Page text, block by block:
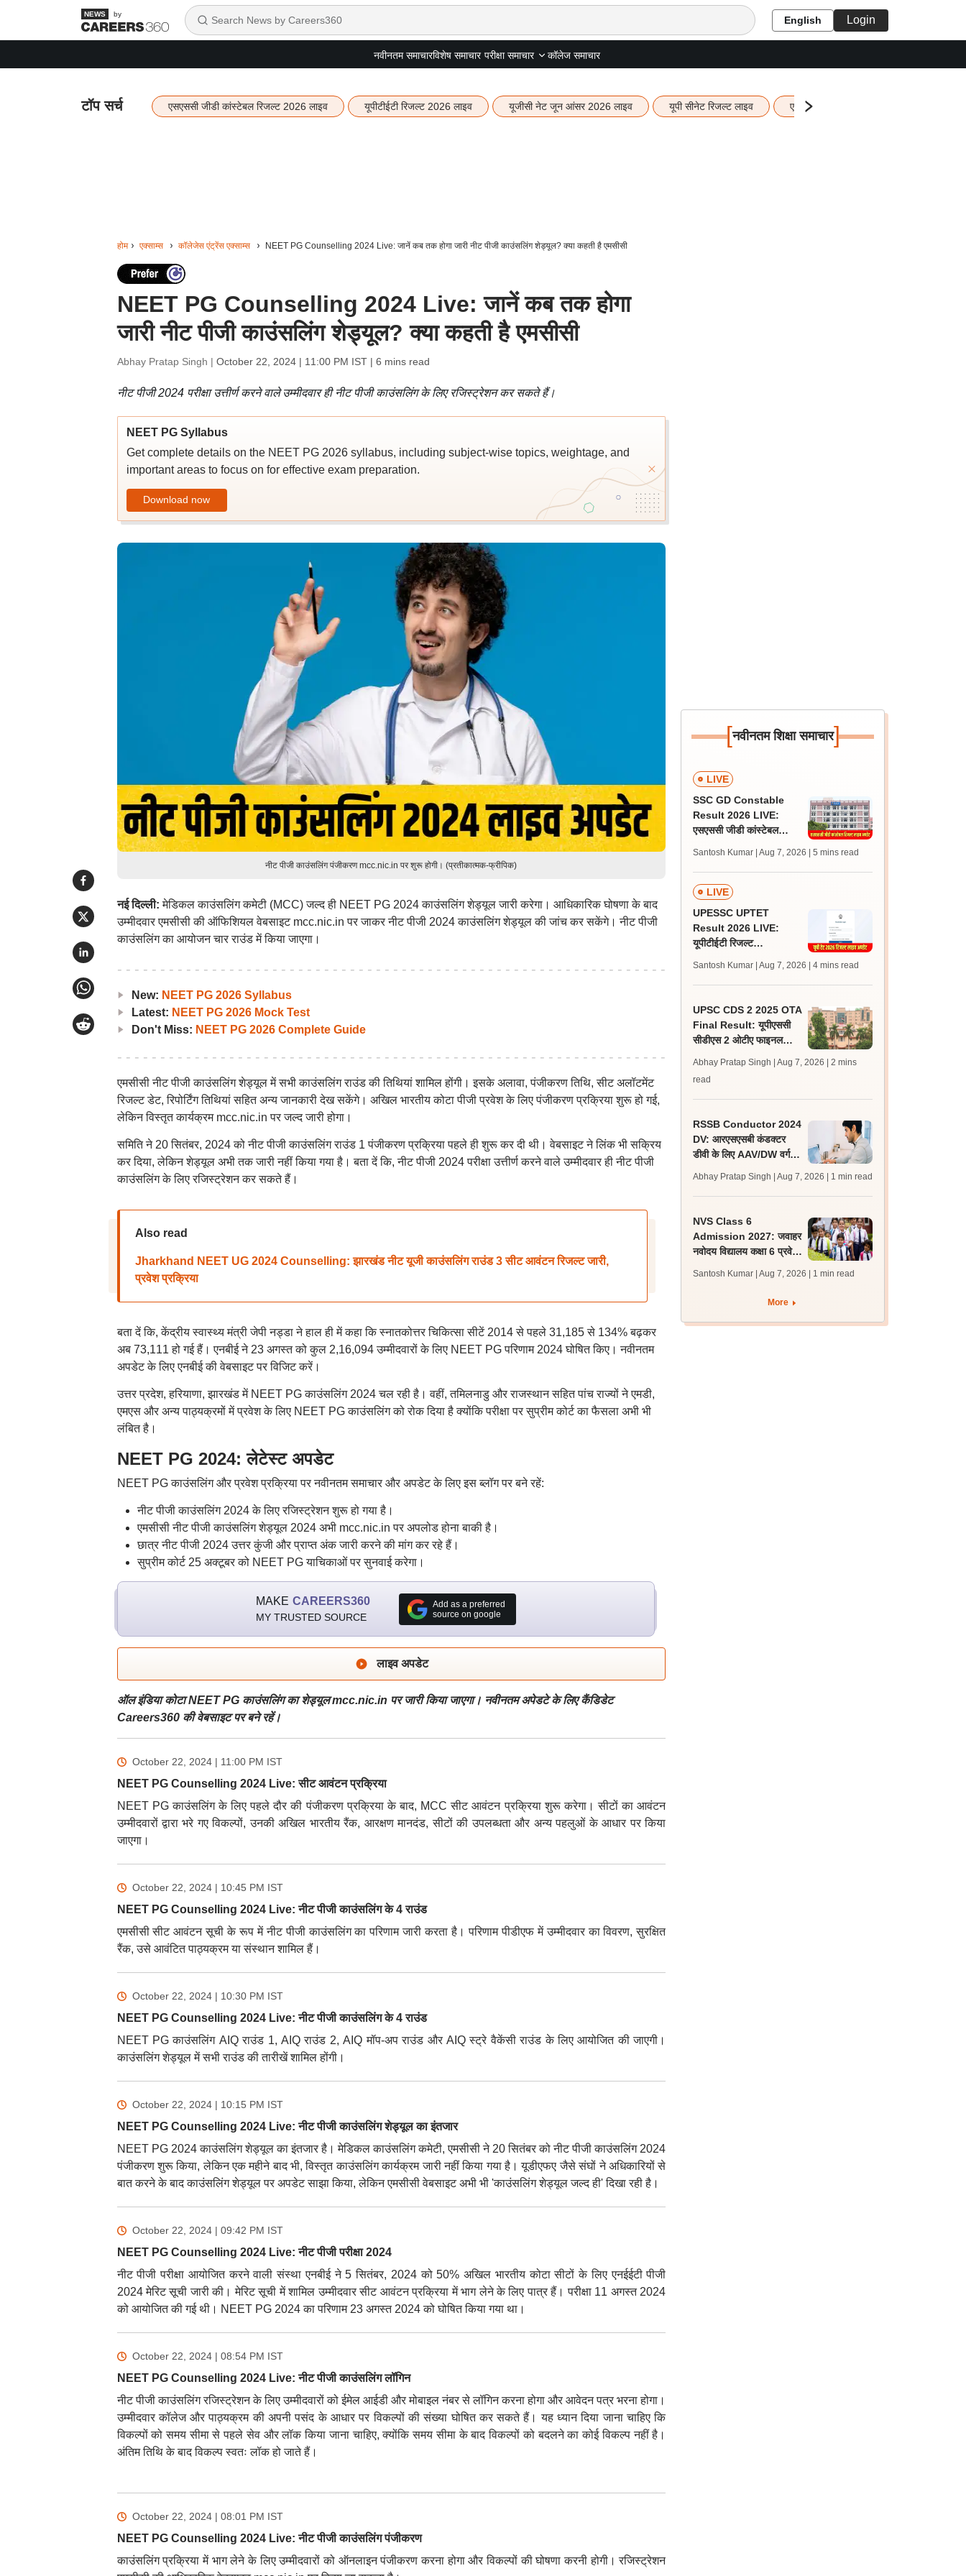
by English Login
नवीनतम समाचारविशेष समाचार परीक्षा समाचार कॉलेज समाचार
टॉप सर्च एसएससी जीडी कांस्टेबल रिजल्ट 2026 लाइव यूपीटीईटी रिजल्ट 2026 लाइव यूजीसी नेट जून आंसर 2026 लाइव यूपी सीनेट रिजल्ट लाइव एचबीएसई 12वीं का रिजल्ट लाइव
होम एक्साम्स कॉलेजेस एंट्रेंस एक्साम्स NEET PG Counselling 2024 Live: जानें कब तक होगा जारी नीट पीजी काउंसलिंग शेड्यूल? क्या कहती है एमसीसी
NEET PG Counselling 2024 Live: जानें कब तक होगा
जारी नीट पीजी काउंसलिंग शेड्यूल? क्या कहती है एमसीसी
Abhay Pratap Singh | October 22, 2024 | 11:00 PM IST| 6 mins read
नीट पीजी 2024 परीक्षा उत्तीर्ण करने वाले उम्मीदवार ही नीट पीजी काउंसलिंग के लिए रजिस्ट्रेशन कर सकते हैं।
NEET PG Syllabus
Get complete details on the NEET PG 2026 syllabus, including subject-wise topics, weightage, and
important areas to focus on for effective exam preparation.
Download now
नीट पीजी काउंसलिंग पंजीकरण mcc.nic.in पर शुरू होगी। (प्रतीकात्मक-फ्रीपिक)
नई दिल्ली: मेडिकल काउंसलिंग कमेटी (MCC) जल्द ही NEET PG 2024 काउंसलिंग शेड्यूल जारी करेगा। आधिकारिक घोषणा के बाद
उम्मीदवार एमसीसी की ऑफिशियल वेबसाइट mcc.nic.in पर जाकर नीट पीजी 2024 काउंसलिंग शेड्यूल की जांच कर सकेंगे। नीट पीजी
काउंसलिंग का आयोजन चार राउंड में किया जाएगा।
New: NEET PG 2026 Syllabus
Latest: NEET PG 2026 Mock Test
Don't Miss: NEET PG 2026 Complete Guide
एमसीसी नीट पीजी काउंसलिंग शेड्यूल में सभी काउंसलिंग राउंड की तिथियां शामिल होंगी। इसके अलावा, पंजीकरण तिथि, सीट अलॉटमेंट
रिजल्ट डेट, रिपोर्टिंग तिथियां सहित अन्य जानकारी देख सकेंगे। अखिल भारतीय कोटा पीजी प्रवेश के लिए पंजीकरण प्रक्रिया शुरू हो गई,
लेकिन विस्तृत कार्यक्रम mcc.nic.in पर जल्द जारी होगा।
समिति ने 20 सितंबर, 2024 को नीट पीजी काउंसलिंग राउंड 1 पंजीकरण प्रक्रिया पहले ही शुरू कर दी थी। वेबसाइट ने लिंक भी सक्रिय
कर दिया, लेकिन शेड्यूल अभी तक जारी नहीं किया गया है। बता दें कि, नीट पीजी 2024 परीक्षा उत्तीर्ण करने वाले उम्मीदवार ही नीट पीजी
काउंसलिंग के लिए रजिस्ट्रेशन कर सकते हैं।
Also read
Jharkhand NEET UG 2024 Counselling: झारखंड नीट यूजी काउंसलिंग राउंड 3 सीट आवंटन रिजल्ट जारी,
प्रवेश प्रक्रिया
बता दें कि, केंद्रीय स्वास्थ्य मंत्री जेपी नड्डा ने हाल ही में कहा कि स्नातकोत्तर चिकित्सा सीटें 2014 से पहले 31,185 से 134% बढ़कर
अब 73,111 हो गई हैं। एनबीई ने 23 अगस्त को कुल 2,16,094 उम्मीदवारों के लिए NEET PG परिणाम 2024 घोषित किए। नवीनतम
अपडेट के लिए एनबीई की वेबसाइट पर विजिट करें।
उत्तर प्रदेश, हरियाणा, झारखंड में NEET PG काउंसलिंग 2024 चल रही है। वहीं, तमिलनाडु और राजस्थान सहित पांच राज्यों ने एमडी,
एमएस और अन्य पाठ्यक्रमों में प्रवेश के लिए NEET PG काउंसलिंग को रोक दिया है क्योंकि परीक्षा पर सुप्रीम कोर्ट का फैसला अभी भी
लंबित है।
NEET PG 2024: लेटेस्ट अपडेट
NEET PG काउंसलिंग और प्रवेश प्रक्रिया पर नवीनतम समाचार और अपडेट के लिए इस ब्लॉग पर बने रहें:
नीट पीजी काउंसलिंग 2024 के लिए रजिस्ट्रेशन शुरू हो गया है।
एमसीसी नीट पीजी काउंसलिंग शेड्यूल 2024 अभी mcc.nic.in पर अपलोड होना बाकी है।
छात्र नीट पीजी 2024 उत्तर कुंजी और प्राप्त अंक जारी करने की मांग कर रहे हैं।
सुप्रीम कोर्ट 25 अक्टूबर को NEET PG याचिकाओं पर सुनवाई करेगा।
MAKE CAREERS360
MY TRUSTED SOURCE
Add as a preferred
source on google
लाइव अपडेट
ऑल इंडिया कोटा NEET PG काउंसलिंग का शेड्यूल mcc.nic.in पर जारी किया जाएगा। नवीनतम अपेडटे के लिए कैंडिडेट
Careers360 की वेबसाइट पर बने रहें।
October 22, 2024 | 11:00 PM IST
NEET PG Counselling 2024 Live: सीट आवंटन प्रक्रिया
NEET PG काउंसलिंग के लिए पहले दौर की पंजीकरण प्रक्रिया के बाद, MCC सीट आवंटन प्रक्रिया शुरू करेगा। सीटों का आवंटन
उम्मीदवारों द्वारा भरे गए विकल्पों, उनकी अखिल भारतीय रैंक, आरक्षण मानदंड, सीटों की उपलब्धता और अन्य पहलुओं के आधार पर किया
जाएगा।
October 22, 2024 | 10:45 PM IST
NEET PG Counselling 2024 Live: नीट पीजी काउंसलिंग के 4 राउंड
एमसीसी सीट आवंटन सूची के रूप में नीट पीजी काउंसलिंग का परिणाम जारी करता है। परिणाम पीडीएफ में उम्मीदवार का विवरण, सुरक्षित
रैंक, उसे आवंटित पाठ्यक्रम या संस्थान शामिल हैं।
October 22, 2024 | 10:30 PM IST
NEET PG Counselling 2024 Live: नीट पीजी काउंसलिंग के 4 राउंड
NEET PG काउंसलिंग AIQ राउंड 1, AIQ राउंड 2, AIQ मॉप-अप राउंड और AIQ स्ट्रे वैकेंसी राउंड के लिए आयोजित की जाएगी।
काउंसलिंग शेड्यूल में सभी राउंड की तारीखें शामिल होंगी।
October 22, 2024 | 10:15 PM IST
NEET PG Counselling 2024 Live: नीट पीजी काउंसलिंग शेड्यूल का इंतजार
NEET PG 2024 काउंसलिंग शेड्यूल का इंतजार है। मेडिकल काउंसलिंग कमेटी, एमसीसी ने 20 सितंबर को नीट पीजी काउंसलिंग 2024
पंजीकरण शुरू किया, लेकिन एक महीने बाद भी, विस्तृत काउंसलिंग कार्यक्रम जारी नहीं किया गया है। यूडीएफए जैसे संघों ने अधिकारियों से
बात करने के बाद काउंसलिंग शेड्यूल पर अपडेट साझा किया, लेकिन एमसीसी वेबसाइट अभी भी 'काउंसलिंग शेड्यूल जल्द ही' दिखा रही है।
October 22, 2024 | 09:42 PM IST
NEET PG Counselling 2024 Live: नीट पीजी परीक्षा 2024
नीट पीजी परीक्षा आयोजित करने वाली संस्था एनबीई ने 5 सितंबर, 2024 को 50% अखिल भारतीय कोटा सीटों के लिए एनईईटी पीजी
2024 मेरिट सूची जारी की। मेरिट सूची में शामिल उम्मीदवार सीट आवंटन प्रक्रिया में भाग लेने के लिए पात्र हैं। परीक्षा 11 अगस्त 2024
को आयोजित की गई थी। NEET PG 2024 का परिणाम 23 अगस्त 2024 को घोषित किया गया था।
October 22, 2024 | 08:54 PM IST
NEET PG Counselling 2024 Live: नीट पीजी काउंसलिंग लॉगिन
नीट पीजी काउंसलिंग रजिस्ट्रेशन के लिए उम्मीदवारों को ईमेल आईडी और मोबाइल नंबर से लॉगिन करना होगा और आवेदन पत्र भरना होगा।
उम्मीदवार कॉलेज और पाठ्यक्रम की अपनी पसंद के आधार पर विकल्पों की संख्या घोषित कर सकते हैं। यह ध्यान दिया जाना चाहिए कि
विकल्पों को समय सीमा से पहले सेव और लॉक किया जाना चाहिए, क्योंकि समय सीमा के बाद विकल्पों को बदलने का कोई विकल्प नहीं है।
अंतिम तिथि के बाद विकल्प स्वतः लॉक हो जाते हैं।
October 22, 2024 | 08:01 PM IST
NEET PG Counselling 2024 Live: नीट पीजी काउंसलिंग पंजीकरण
काउंसलिंग प्रक्रिया में भाग लेने के लिए उम्मीदवारों को ऑनलाइन पंजीकरण करना होगा और विकल्पों की घोषणा करनी होगी। रजिस्ट्रेशन
[नवीनतम शिक्षा समाचार]
LIVE
SSC GD Constable
Result 2026 LIVE:
एसएससी जीडी कांस्टेबल
लेटेस्ट अपडेट, स्कोरकार्ड लिंक
Santosh Kumar | Aug 7, 2026 | 5 mins read
LIVE
UPESSC UPTET
Result 2026 LIVE:
यूपीटीईटी रिजल्ट
जल्द, जानें लेटेस्ट अपडेट,
पासिंग मार्क्स
Santosh Kumar | Aug 7, 2026 | 4 mins read
UPSC CDS 2 2025 OTA
Final Result: यूपीएससी
सीडीएस 2 ओटीए फाइनल
जारी, 483 कैंडिडेट चयनित
Abhay Pratap Singh | Aug 7, 2026
| 2 mins
read
RSSB Conductor 2024
DV: आरएसएसबी कंडक्टर
डीवी के लिए AAV/DW वर्ग के
शॉर्टलिस्ट
Abhay Pratap Singh | Aug 7, 2026 | 1 min read
NVS Class 6
Admission 2027: जवाहर
नवोदय विद्यालय कक्षा 6 प्रवेश
10 अगस्त तक बढ़ी
Santosh Kumar | Aug 7, 2026 | 1 min read
More